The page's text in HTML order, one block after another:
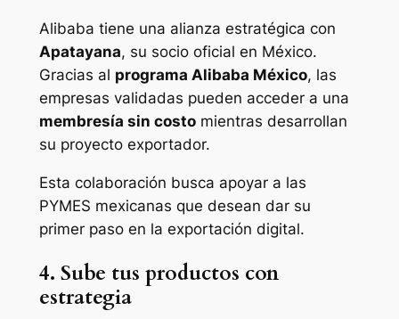
Alibaba tiene una alianza estratégica con
Apatayana, su socio oficial en México.
Gracias al programa Alibaba México, las
empresas validadas pueden acceder a una
membresía sin costomientras desarrollan
su proyecto exportador.
Esta colaboración busca apoyar a las
PYMES mexicanas que desean dar su
primer paso en la exportación digital.
4. Sube tus productos con
estrategia